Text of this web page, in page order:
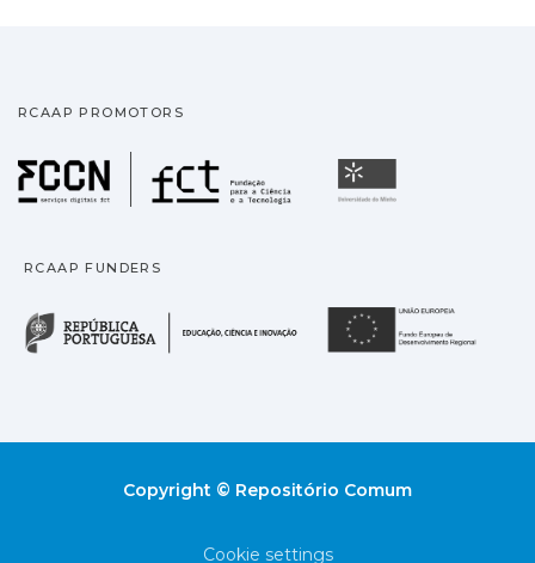
RCAAP PROMOTORS
Fundação para a
RCAAP FUNDERS
República Portuguesa
Copyright © Repositório Comum
Cookie settings